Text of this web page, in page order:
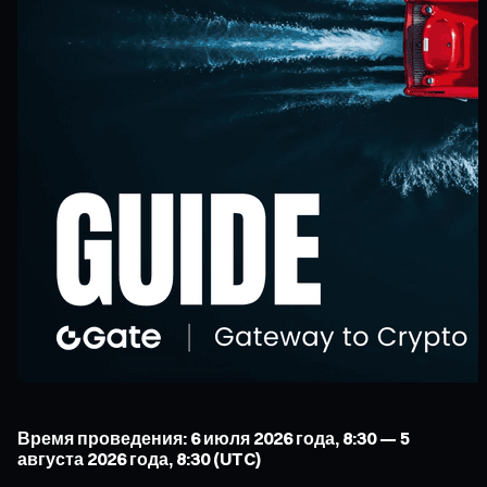
Время проведения: 6 июля 2026 года, 8:30 — 5
августа 2026 года, 8:30 (UTC)